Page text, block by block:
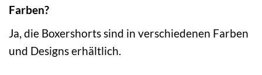
Farben?
Ja, die Boxershorts sind in verschiedenen Farben
und Designs erhältlich.